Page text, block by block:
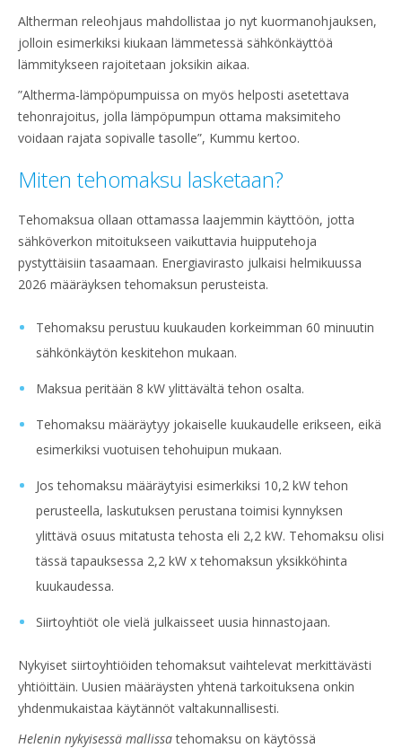
Altherman releohjaus mahdollistaa jo nyt kuormanohjauksen,
jolloin esimerkiksi kiukaan lämmetessä sähkönkäyttöä
lämmitykseen rajoitetaan joksikin aikaa.
”Altherma-lämpöpumpuissa on myös helposti asetettava
tehonrajoitus, jolla lämpöpumpun ottama maksimiteho
voidaan rajata sopivalle tasolle”, Kummu kertoo.
Miten tehomaksu lasketaan?
Tehomaksua ollaan ottamassa laajemmin käyttöön, jotta
sähköverkon mitoitukseen vaikuttavia huipputehoja
pystyttäisiin tasaamaan. Energiavirasto julkaisi helmikuussa
2026 määräyksen tehomaksun perusteista.
Tehomaksu perustuu kuukauden korkeimman 60 minuutin
sähkönkäytön keskitehon mukaan.
Maksua peritään 8 kW ylittävältä tehon osalta.
Tehomaksu määräytyy jokaiselle kuukaudelle erikseen, eikä
esimerkiksi vuotuisen tehohuipun mukaan.
Jos tehomaksu määräytyisi esimerkiksi 10,2 kW tehon
perusteella, laskutuksen perustana toimisi kynnyksen
ylittävä osuus mitatusta tehosta eli 2,2 kW. Tehomaksu olisi
tässä tapauksessa 2,2 kW x tehomaksun yksikköhinta
kuukaudessa.
Siirtoyhtiöt ole vielä julkaisseet uusia hinnastojaan.
Nykyiset siirtoyhtiöiden tehomaksut vaihtelevat merkittävästi
yhtiöittäin. Uusien määräysten yhtenä tarkoituksena onkin
yhdenmukaistaa käytännöt valtakunnallisesti.
Helenin nykyisessä mallissatehomaksu on käytössä